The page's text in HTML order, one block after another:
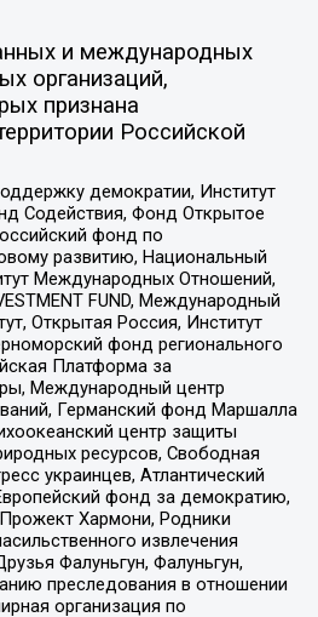
и международных
организаций,
признана
Российской
демократии, Институт
Содействия, Фонд Открытое
фонд по
развитию, Национальный
Международных Отношений,
FUND, Международный
Открытая Россия, Институт
фонд регионального
Платформа за
Международный центр
Германский фонд Маршалла
центр защиты
ресурсов, Свободная
украинцев, Атлантический
фонд за демократию,
Хармони, Родники
извлечения
Фалуньгун, Фалуньгун,
преследования в отношении
организация по